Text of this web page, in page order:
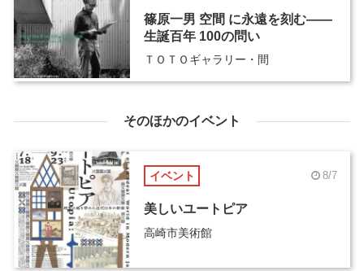
篠原一男 空間 に永遠を刻む――
生誕百年 100の問い
ＴＯＴＯギャラリー・間
そのほかのイベント
イベント 8/7
美しいユートピア
高崎市美術館